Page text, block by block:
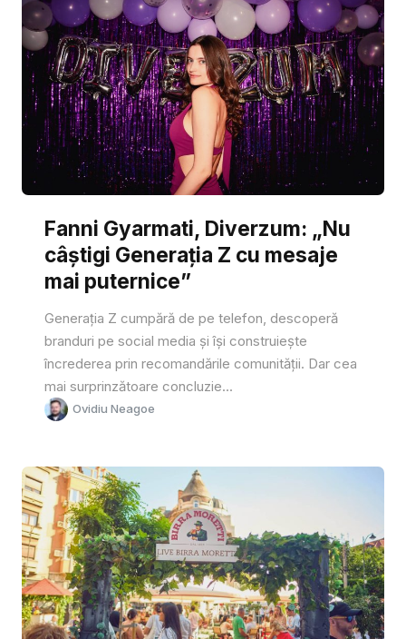
Fanni Gyarmati, Diverzum: „Nu
câștigi Generația Z cu mesaje
mai puternice”
Generația Z cumpără de pe telefon, descoperă
branduri pe social media și își construiește
încrederea prin recomandările comunității. Dar cea
mai surprinzătoare concluzie...
Ovidiu Neagoe